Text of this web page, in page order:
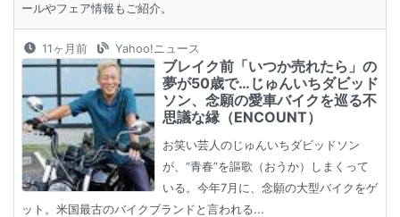
ールやフェア情報もご紹介。
11ヶ月前 Yahoo!ニュース
ブレイク前「いつか売れたら」の
夢が50歳で…じゅんいちダビッド
ソン、念願の愛車バイクを巡る不
思議な縁（ENCOUNT）
お笑い芸人のじゅんいちダビッドソン
が、“青春”を謳歌（おうか）しまくって
いる。今年7月に、念願の大型バイクをゲ
ット。米国最古のバイクブランドと言われる...